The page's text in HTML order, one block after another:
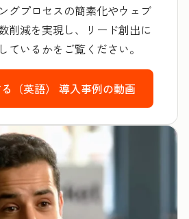
グプロセスの簡素化やウェブ
削減を実現し、リード創出に
ているかをご覧ください。
（英語） 導入事例の動画